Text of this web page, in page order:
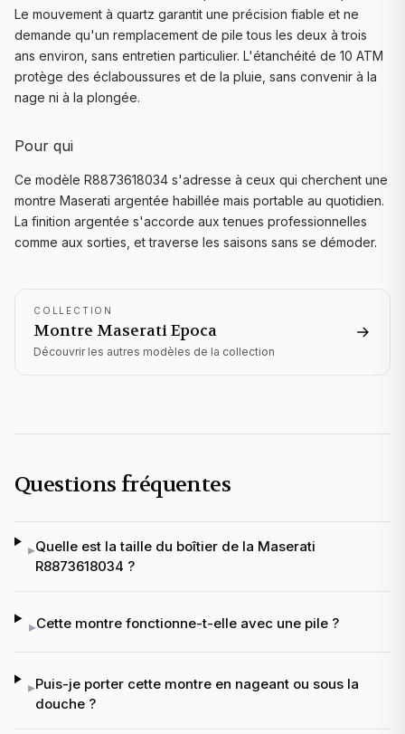
Le mouvement à quartz garantit une précision fiable et ne
demande qu'un remplacement de pile tous les deux à trois
ans environ, sans entretien particulier. L'étanchéité de 10 ATM
protège des éclaboussures et de la pluie, sans convenir à la
nage ni à la plongée.
Pour qui
Ce modèle R8873618034 s'adresse à ceux qui cherchent une
montre Maserati argentée habillée mais portable au quotidien.
La finition argentée s'accorde aux tenues professionnelles
comme aux sorties, et traverse les saisons sans se démoder.
COLLECTION
Montre MaseratiEpoca
Découvrir les autres modèles de la collection
Questions fréquentes
▸Quelle est la taille du boîtier de la Maserati
R8873618034 ?
▸Cette montre fonctionne-t-elle avec une pile ?
▸Puis-je porter cette montre en nageant ou sous la
douche ?